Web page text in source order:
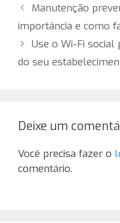
Manutenção
importância e como
Use o Wi-Fi social
do seu
Deixe um
Você precisa fazer o
comentário.